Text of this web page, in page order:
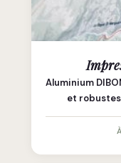
Aluminium
et